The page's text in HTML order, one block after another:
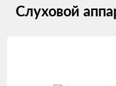
Слуховой